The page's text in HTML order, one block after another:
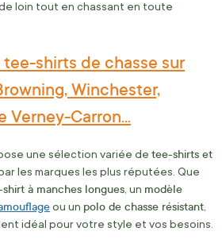
loin tout en chassant en toute
shirts de chasse sur
Winchester,
Verney-Carron...
une sélection variée de tee-shirts et
les marques les plus réputées. Que
à manches longues , un modèle
ou un polo de chasse résistant
idéal pour votre style et vos besoins.